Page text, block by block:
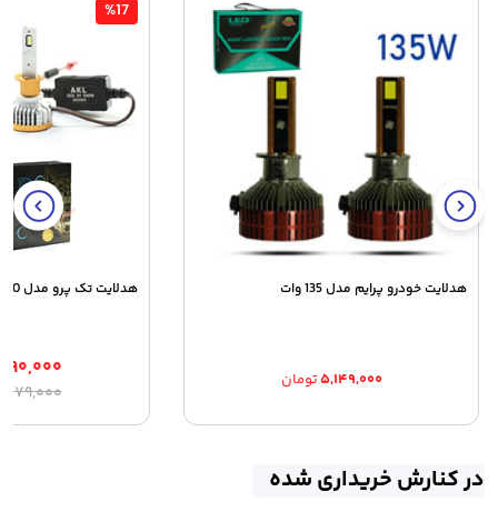
هدلایت خودرو پرایم مدل 135 وات
۵,۱۴۹,۰۰۰تومان
%17
هدلایت تک پرو مدل Headlight Tacpro W150
قیمت
قیمت
۵,۶۹۰,۰۰۰ تومان.
در کنارش خریداری شده